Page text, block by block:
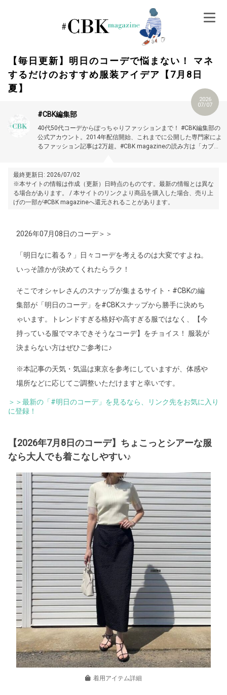
【毎日更新】明日のコーデで悩まない！ マネ
するだけのおすすめ服装アイデア【7月8日
夏】
2026
07/07
#CBK編集部
40代50代コーデからぽっちゃりファッションまで！ #CBK編集部の
公式アカウント。2014年配信開始、これまでに公開した専門家によ
るファッション記事は2万超。#CBK magazineの読み方は「カブキ
最終更新日: 2026/07/02
※本サイトの情報は作成（更新）日時点のものです。最新の情報とは異な
る場合があります。 / 本サイトのリンクより商品を購入した場合、売り上
げの一部が#CBK magazineへ還元されることがあります。
2026年07月08日のコーデ＞＞
「明日なに着る？」日々コーデを考えるのは大変ですよね。
いっそ誰かが決めてくれたらラク！
そこでオシャレさんのスナップが集まるサイト・#CBKの編
集部が「明日のコーデ」を#CBKスナップから勝手に決めち
ゃいます。トレンドすぎる格好や高すぎる服ではなく、【今
持っている服でマネできそうなコーデ】をチョイス！ 服装が
決まらない方はぜひご参考に♪
※本記事の天気・気温は東京を参考にしていますが、体感や
場所などに応じてご調整いただけますと幸いです。
＞＞最新の「#明日のコーデ」を見るなら、リンク先をお気に入り
に登録！
【2026年7月8日のコーデ】ちょこっとシアーな服
なら大人でも着こなしやすい♪
着用アイテム詳細